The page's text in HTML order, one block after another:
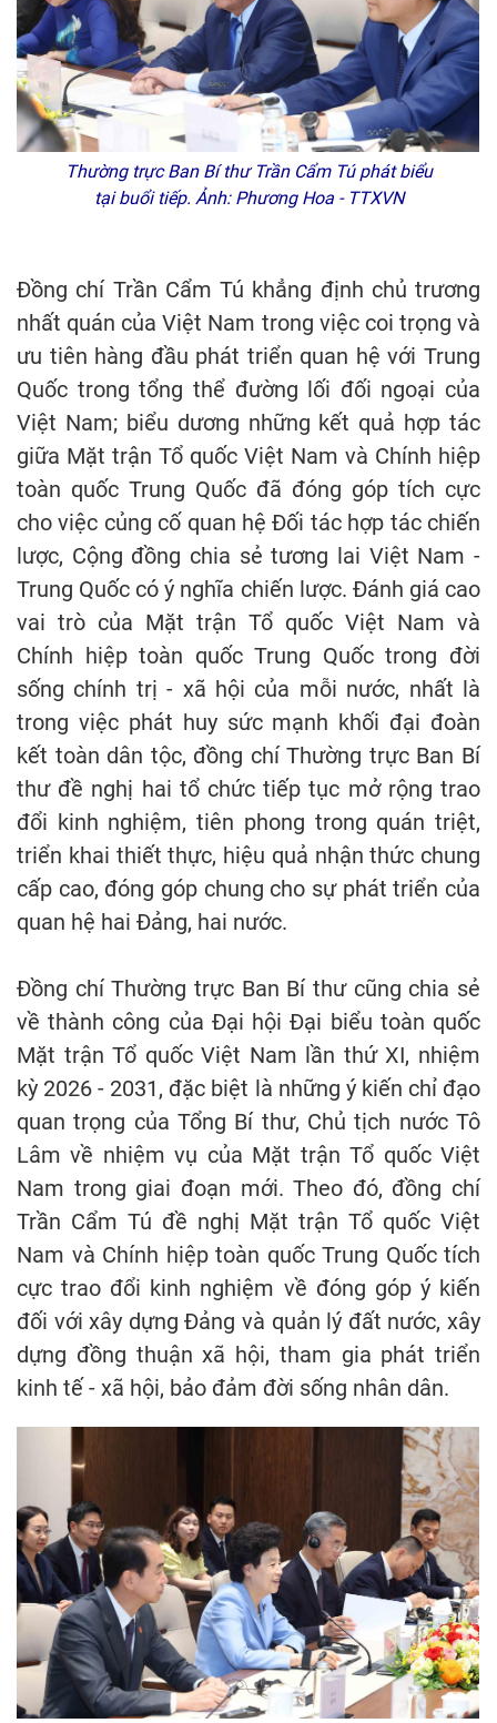
Thường trực Ban Bí thư Trần Cẩm Tú phát biểu
tại buổi tiếp. Ảnh: Phương Hoa - TTXVN
Đồng chí Trần Cẩm Tú khẳng định chủ trương
nhất quán của Việt Nam trong việc coi trọng và
ưu tiên hàng đầu phát triển quan hệ với Trung
Quốc trong tổng thể đường lối đối ngoại của
Việt Nam; biểu dương những kết quả hợp tác
giữa Mặt trận Tổ quốc Việt Nam và Chính hiệp
toàn quốc Trung Quốc đã đóng góp tích cực
cho việc củng cố quan hệ Đối tác hợp tác chiến
lược, Cộng đồng chia sẻ tương lai Việt Nam -
Trung Quốc có ý nghĩa chiến lược. Đánh giá cao
vai trò của Mặt trận Tổ quốc Việt Nam và
Chính hiệp toàn quốc Trung Quốc trong đời
sống chính trị - xã hội của mỗi nước, nhất là
trong việc phát huy sức mạnh khối đại đoàn
kết toàn dân tộc, đồng chí Thường trực Ban Bí
thư đề nghị hai tổ chức tiếp tục mở rộng trao
đổi kinh nghiệm, tiên phong trong quán triệt,
triển khai thiết thực, hiệu quả nhận thức chung
cấp cao, đóng góp chung cho sự phát triển của
quan hệ hai Đảng, hai nước.
Đồng chí Thường trực Ban Bí thư cũng chia sẻ
về thành công của Đại hội Đại biểu toàn quốc
Mặt trận Tổ quốc Việt Nam lần thứ XI, nhiệm
kỳ 2026 - 2031, đặc biệt là những ý kiến chỉ đạo
quan trọng của Tổng Bí thư, Chủ tịch nước Tô
Lâm về nhiệm vụ của Mặt trận Tổ quốc Việt
Nam trong giai đoạn mới. Theo đó, đồng chí
Trần Cẩm Tú đề nghị Mặt trận Tổ quốc Việt
Nam và Chính hiệp toàn quốc Trung Quốc tích
cực trao đổi kinh nghiệm về đóng góp ý kiến
đối với xây dựng Đảng và quản lý đất nước, xây
dựng đồng thuận xã hội, tham gia phát triển
kinh tế - xã hội, bảo đảm đời sống nhân dân.